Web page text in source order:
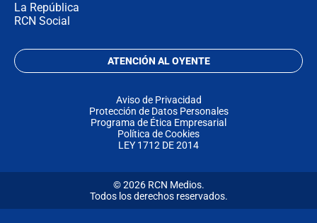
La República
RCN Social
ATENCIÓN AL OYENTE
Aviso de Privacidad
Protección de Datos Personales
Programa de Ética Empresarial
Política de Cookies
LEY 1712 DE 2014
© 2026 RCN Medios.
Todos los derechos reservados.